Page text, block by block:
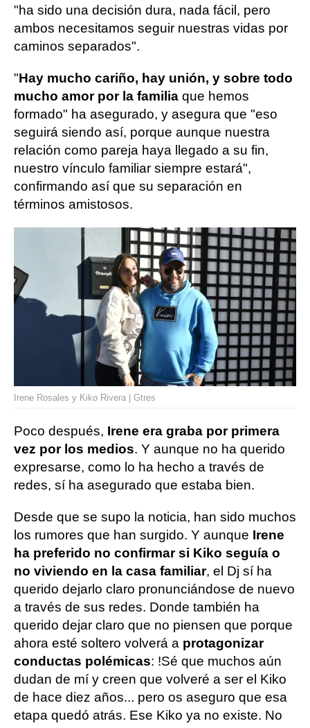
"ha sido una decisión dura, nada fácil, pero
ambos necesitamos seguir nuestras vidas por
caminos separados".
"Hay mucho cariño, hay unión, y sobre todo
mucho amor por la familia que hemos
formado" ha asegurado, y asegura que "eso
seguirá siendo así, porque aunque nuestra
relación como pareja haya llegado a su fin,
nuestro vínculo familiar siempre estará",
confirmando así que su separación en
términos amistosos.
Irene Rosales y Kiko Rivera | Gtres
Poco después, Irene era graba por primera
vez por los medios. Y aunque no ha querido
expresarse, como lo ha hecho a través de
redes, sí ha asegurado que estaba bien.
Desde que se supo la noticia, han sido muchos
los rumores que han surgido. Y aunque Irene
ha preferido no confirmar si Kiko seguía o
no viviendo en la casa familiar, el Dj sí ha
querido dejarlo claro pronunciándose de nuevo
a través de sus redes. Donde también ha
querido dejar claro que no piensen que porque
ahora esté soltero volverá a protagonizar
conductas polémicas: !Sé que muchos aún
dudan de mí y creen que volveré a ser el Kiko
de hace diez años... pero os aseguro que esa
etapa quedó atrás. Ese Kiko ya no existe. No